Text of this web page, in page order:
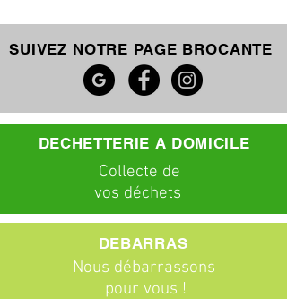
SUIVEZ NOTRE PAGE BROCANTE
DECHETTERIE A DOMICILE
Collecte de
vos déchets
DEBARRAS
Nous débarrassons
pour vous !